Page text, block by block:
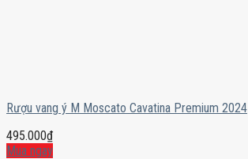
Rượu vang ý M Moscato Cavatina Premium 2024
495.000₫
Mua ngay